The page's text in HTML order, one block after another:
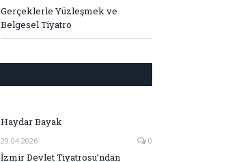
Gerçeklerle Yüzleşmek ve
Belgesel Tiyatro
Haydar Bayak
29.04.2026 0
İzmir Devlet Tiyatrosu’ndan